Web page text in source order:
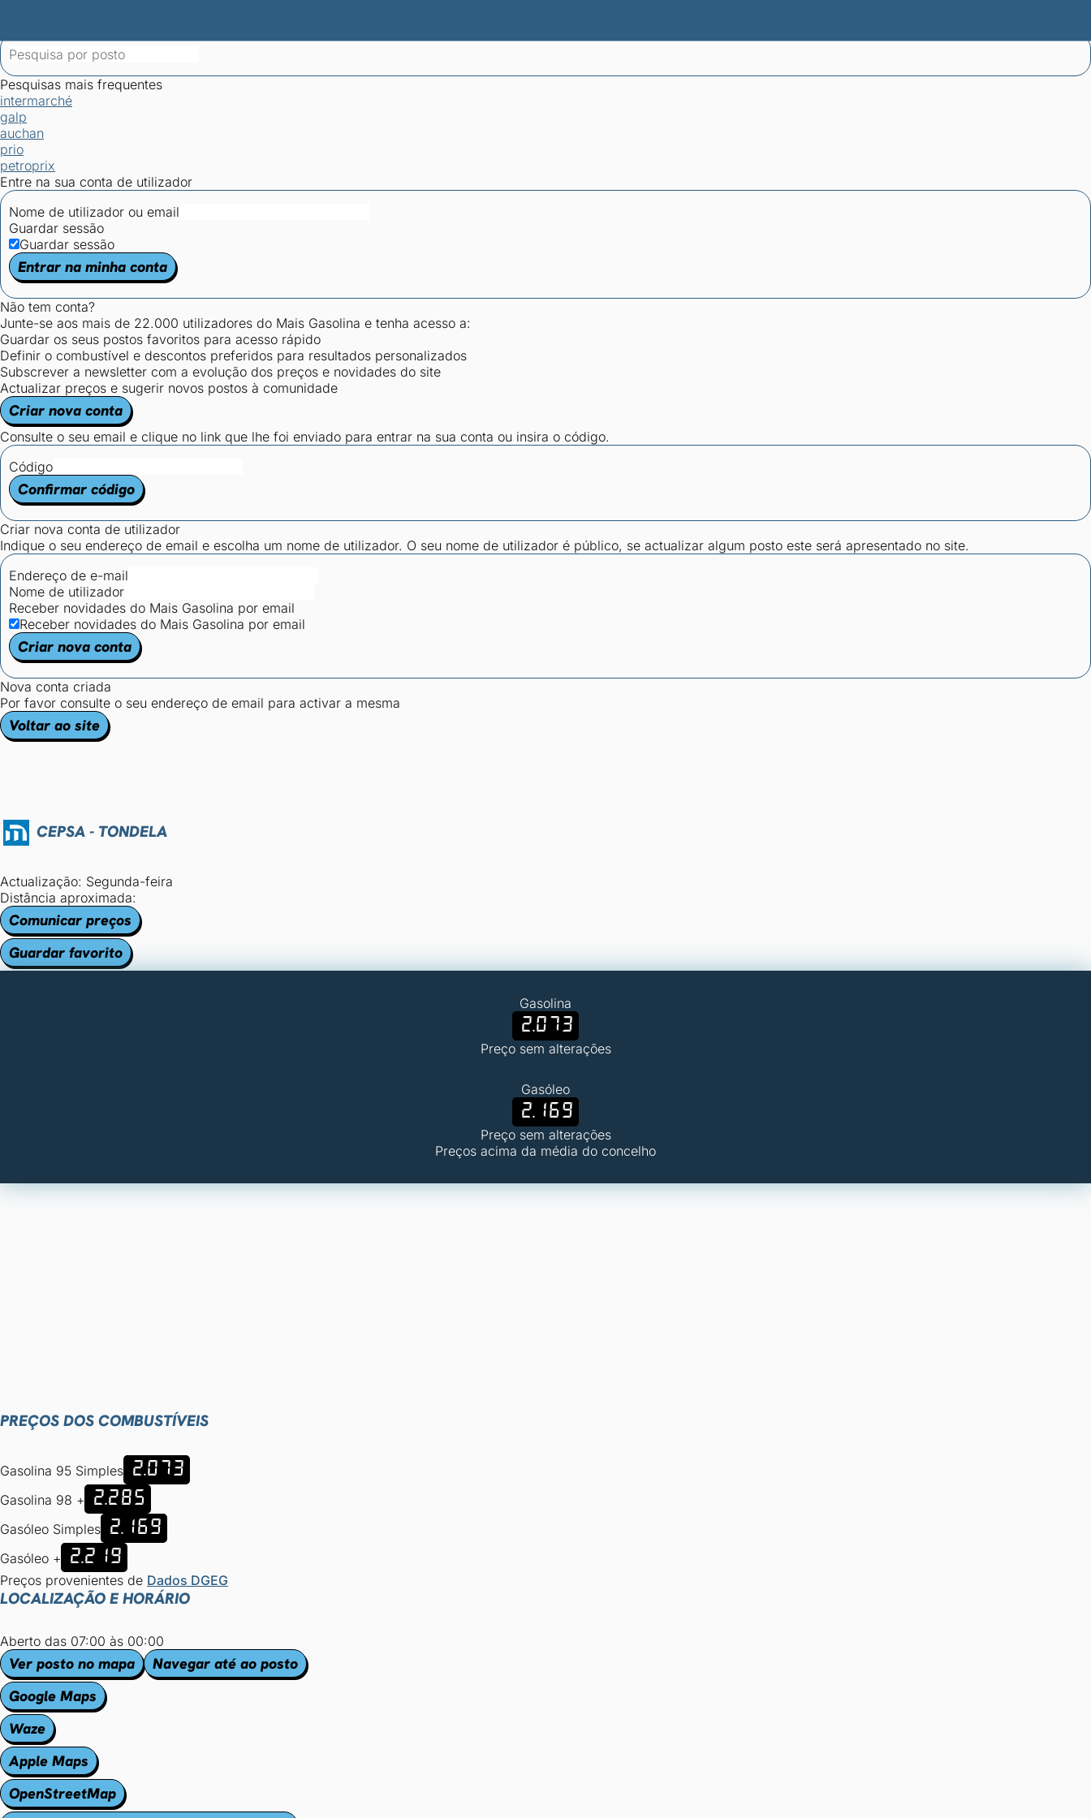
Pesquisas mais frequentes
intermarché
galp
auchan
prio
petroprix
Entre na sua conta de utilizador
Nome de utilizador ou email
Guardar sessão
Guardar sessão
Entrar na minha conta
Não tem conta?
Junte-se aos mais de 22.000 utilizadores do Mais Gasolina e tenha acesso a:
Guardar os seus postos favoritos para acesso rápido
Definir o combustível e descontos preferidos para resultados personalizados
Subscrever a newsletter com a evolução dos preços e novidades do site
Actualizar preços e sugerir novos postos à comunidade
Criar nova conta
Consulte o seu email e clique no link que lhe foi enviado para entrar na sua conta ou insira o código.
Código
Confirmar código
Criar nova conta de utilizador
Indique o seu endereço de email e escolha um nome de utilizador. O seu nome de utilizador é público, se actualizar algum posto este será apresentado no site.
Endereço de e-mail
Nome de utilizador
Receber novidades do Mais Gasolina por email
Receber novidades do Mais Gasolina por email
Criar nova conta
Nova conta criada
Por favor consulte o seu endereço de email para activar a mesma
Voltar ao site
CEPSA - TONDELA
Actualização: Segunda-feira
Distância aproximada:
Comunicar preços
Guardar favorito
Gasolina
2.073
Preço sem alterações
Gasóleo
2.169
Preço sem alterações
Preços acima da média do concelho
PREÇOS DOS COMBUSTÍVEIS
Gasolina 95 Simples 2.073
Gasolina 98 + 2.285
Gasóleo Simples 2.169
Gasóleo + 2.219
Preços provenientes de Dados DGEG
LOCALIZAÇÃO E HORÁRIO
Aberto das 07:00 às 00:00
Ver posto no mapa
Navegar até ao posto
Google Maps
Waze
Apple Maps
OpenStreetMap